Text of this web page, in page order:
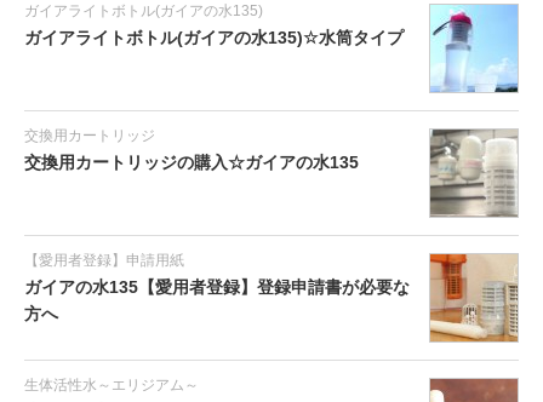
ガイアライトボトル(ガイアの水135)
ガイアライトボトル(ガイアの水135)☆水筒タイプ
交換用カートリッジ
交換用カートリッジの購入☆ガイアの水135
【愛用者登録】申請用紙
ガイアの水135【愛用者登録】登録申請書が必要な
方へ
生体活性水～エリジアム～